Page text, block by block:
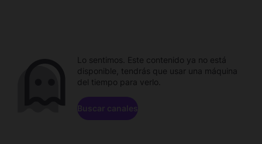
Lo sentimos. Este contenido ya no está
disponible, tendrás que usar una máquina
del tiempo para verlo.
Buscar canales